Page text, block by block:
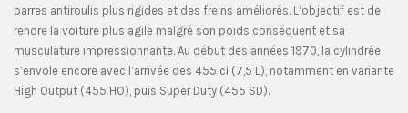
barres antiroulis plus rigides et des freins améliorés. L’objectif est de
rendre la voiture plus agile malgré son poids conséquent et sa
musculature impressionnante. Au début des années 1970, la cylindrée
s’envole encore avec l’arrivée des 455 ci (7,5 L), notamment en variante
High Output (455 HO), puis Super Duty (455 SD).